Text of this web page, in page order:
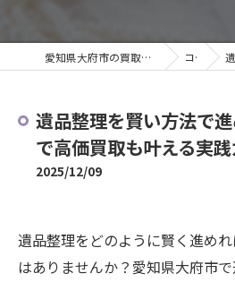
愛知県大府市の買取なら買取大吉 大府共栄町3丁目店 コラム 遺
遺品整理を賢い方法で
で高価買取も叶える実
2025/12/09
遺品整理をどのように賢く進め
はありませんか？愛知県大府市で